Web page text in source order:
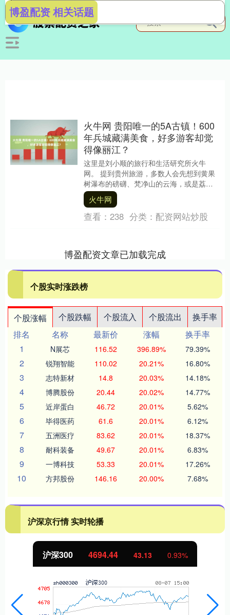
博盈配资 相关话题
火牛网 贵阳唯一的5A古镇！600
年兵城藏满美食，好多游客却觉
得像丽江？
这里是刘小顺的旅行和生活研究所火牛
网。 提到贵州旅游，多数人会先想到黄果
树瀑布的磅礴、梵净山的云海，或是荔波
小七孔的碧水等等。但其实，作为贵州省
会的贵阳，现在也....
火牛网
查看： 238 分类： 配资网站炒股
博盈配资文章已加载完成
个股实时涨跌榜
个股涨幅 个股跌幅 个股流入 个股流出
换手率
排名
名称 最新价 涨幅
换手率
1
N展芯 116.52 396.89% 79.39%
2 锐翔智能 110.02 20.21% 16.80%
3 志特新材 14.8 20.03% 14.18%
4 博腾股份 20.44 20.02% 14.77%
5 近岸蛋白 46.72 20.01% 5.62%
6 毕得医药 61.6 20.01% 6.12%
7 五洲医疗 83.62 20.01% 18.37%
8 耐科装备 49.67 20.01% 6.83%
9 一博科技 53.33 20.01% 17.26%
10 方邦股份 146.16 20.00% 7.68%
沪深京行情 实时轮播
沪深300 4694.44 43.13 0.93%